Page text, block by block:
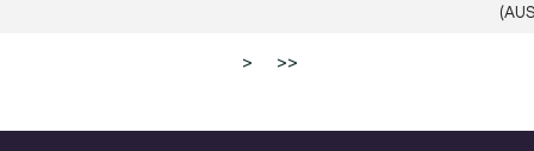
> >>